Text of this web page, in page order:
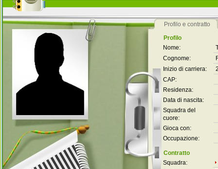
Profilo e contratto
Profilo
Nome:
Cognome:
Inizio di carriera:
CAP:
Residenza:
Data di nascita:
Squadra del
cuore:
Gioca con:
Occupazione:
Contratto
Squadra: